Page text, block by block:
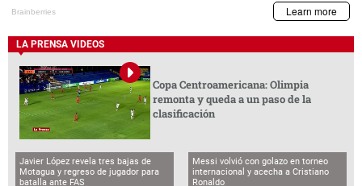
LA PRENSA VIDEOS
Copa Centroamericana: Olimpia
remonta y queda a un paso de la
clasificación
Javier López revela tres bajas de
Motagua y regreso de jugador para
batalla ante FAS
Messi volvió con golazo en torneo
internacional y acecha a Cristiano
Ronaldo